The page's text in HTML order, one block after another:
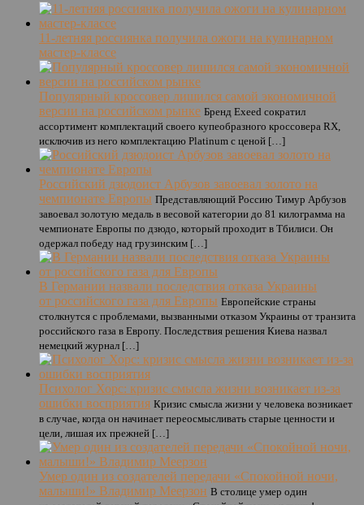
11-летняя россиянка получила ожоги на кулинарном
мастер-классе
Популярный кроссовер лишился самой экономичной
версии на российском рынке Бренд Exeed сократил
ассортимент комплектаций своего купеобразного кроссовера RX,
исключив из него комплектацию Platinum с ценой […]
Российский дзюдоист Арбузов завоевал золото на
чемпионате Европы Представляющий Россию Тимур Арбузов
завоевал золотую медаль в весовой категории до 81 килограмма на
чемпионате Европы по дзюдо, который проходит в Тбилиси. Он
одержал победу над грузинским […]
В Германии назвали последствия отказа Украины
от российского газа для Европы Европейские страны
столкнутся с проблемами, вызванными отказом Украины от транзита
российского газа в Европу. Последствия решения Киева назвал
немецкий журнал […]
Психолог Хорс: кризис смысла жизни возникает из-за
ошибки восприятия Кризис смысла жизни у человека возникает
в случае, когда он начинает переосмысливать старые ценности и
цели, лишая их прежней […]
Умер один из создателей передачи «Спокойной ночи,
малыши!» Владимир Меерзон В столице умер один